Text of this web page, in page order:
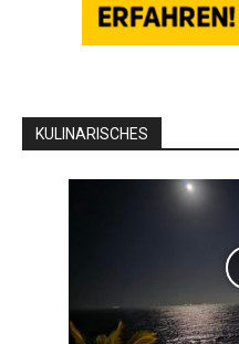
KULINARISCHES